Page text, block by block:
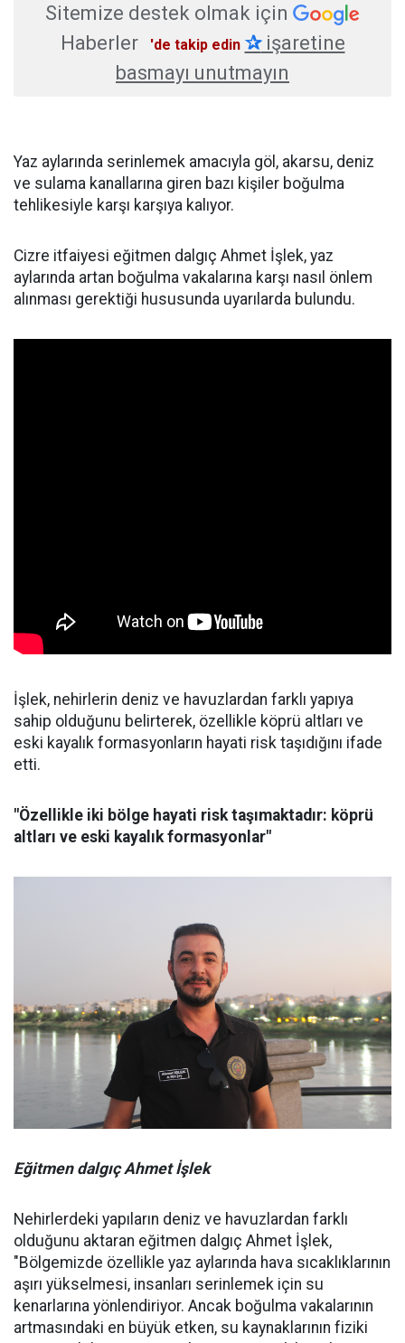
Sitemize destek olmak için
Haberler
'de takip edin ✰işaretine
basmayı unutmayın
Yaz aylarında serinlemek amacıyla göl, akarsu, deniz
ve sulama kanallarına giren bazı kişiler boğulma
tehlikesiyle karşı karşıya kalıyor.
Cizre itfaiyesi eğitmen dalgıç Ahmet İşlek, yaz
aylarında artan boğulma vakalarına karşı nasıl önlem
alınması gerektiği hususunda uyarılarda bulundu.
İşlek, nehirlerin deniz ve havuzlardan farklı yapıya
sahip olduğunu belirterek, özellikle köprü altları ve
eski kayalık formasyonların hayati risk taşıdığını ifade
etti.
"Özellikle iki bölge hayati risk taşımaktadır: köprü
altları ve eski kayalık formasyonlar"
Eğitmen dalgıç Ahmet İşlek
Nehirlerdeki yapıların deniz ve havuzlardan farklı
olduğunu aktaran eğitmen dalgıç Ahmet İşlek,
"Bölgemizde özellikle yaz aylarında hava sıcaklıklarının
aşırı yükselmesi, insanları serinlemek için su
kenarlarına yönlendiriyor. Ancak boğulma vakalarının
artmasındaki en büyük etken, su kaynaklarının fiziki